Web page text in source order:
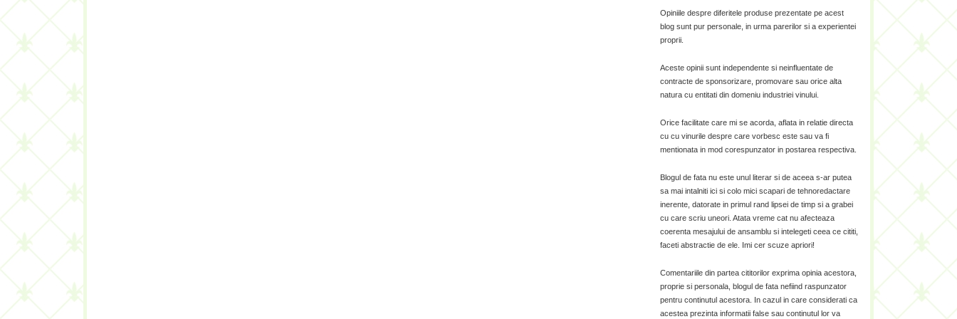
Opiniile despre diferitele produse prezentate pe acest
blog sunt pur personale, in urma parerilor si a experientei
proprii.
Aceste opinii sunt independente si neinfluentate de
contracte de sponsorizare, promovare sau orice alta
natura cu entitati din domeniu industriei vinului.
Orice facilitate care mi se acorda, aflata in relatie directa
cu cu vinurile despre care vorbesc este sau va fi
mentionata in mod corespunzator in postarea respectiva.
Blogul de fata nu este unul literar si de aceea s-ar putea
sa mai intalniti ici si colo mici scapari de tehnoredactare
inerente, datorate in primul rand lipsei de timp si a grabei
cu care scriu uneori. Atata vreme cat nu afecteaza
coerenta mesajului de ansamblu si intelegeti ceea ce cititi,
faceti abstractie de ele. Imi cer scuze apriori!
Comentariile din partea cititorilor exprima opinia acestora,
proprie si personala, blogul de fata nefiind raspunzator
pentru continutul acestora. In cazul in care considerati ca
acestea prezinta informatii false sau continutul lor va